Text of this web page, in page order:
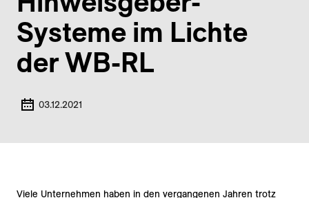
Systeme im Lichte
der WB-RL
03.12.2021
Viele Unternehmen haben in den vergangenen Jahren trotz